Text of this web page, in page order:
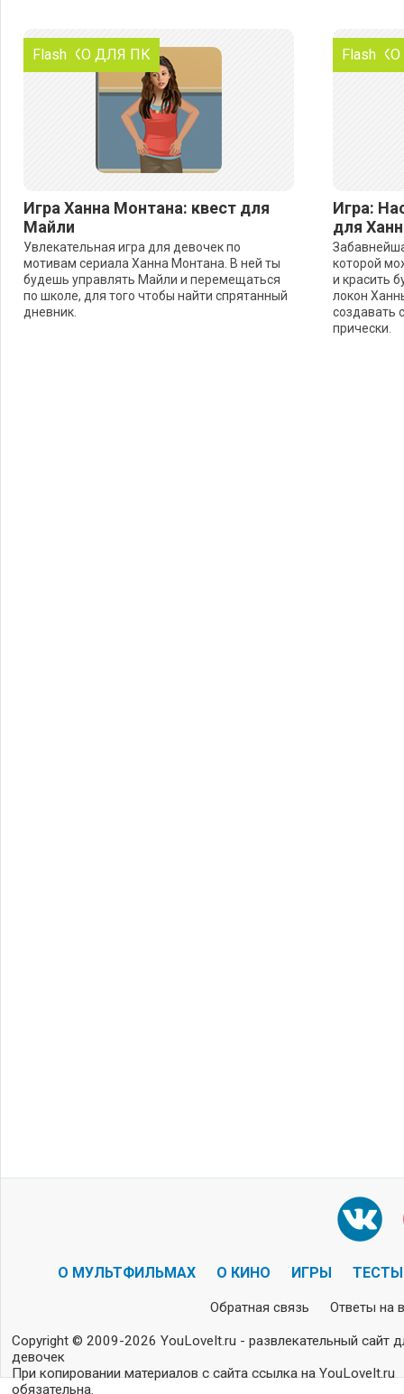
ТОЛЬКО ДЛЯ ПК
Flash
Игра Ханна Монтана: квест для
Майли
Увлекательная игра для девочек по
мотивам сериала Ханна Монтана. В ней ты
будешь управлять Майли и перемещаться
по школе, для того чтобы найти спрятанный
дневник.
Flash
Игра:
для
которой
и красить
локон
создавать
прически.
О МУЛЬТФИЛЬМАХ О КИНО ИГРЫ ТЕСТЫ
Обратная связь Ответы на
Copyright © 2009-2026 YouLoveIt.ru - развлекательный сайт
девочек
При копировании материалов с сайта ссылка на YouLoveIt.ru
обязательна.